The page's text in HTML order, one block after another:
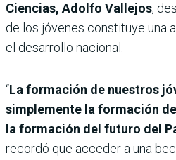
Ciencias, Adolfo Vallejos,
de los jóvenes constituye una
el desarrollo nacional.
“La formación de nuestros
simplemente la formación
la formación del futuro del
recordó que acceder a una